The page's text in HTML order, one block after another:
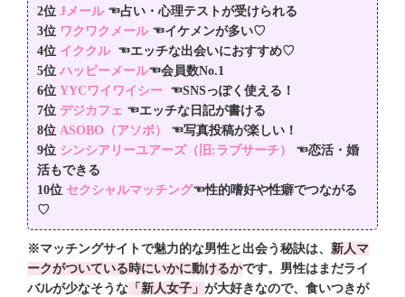
2位 Jメール ☜占い・心理テストが受けられる
3位 ワクワクメール ☜イケメンが多い♡
4位 イククル ☜エッチな出会いにおすすめ♡
5位 ハッピーメール☜会員数No.1
6位 YYCワイワイシー ☜SNSっぽく使える！
7位 デジカフェ ☜エッチな日記が書ける
8位 ASOBO（アソボ）
☜写真投稿が楽しい！
9位 シンシアリーユアーズ（旧:ラブサーチ）
☜恋活・婚
活もできる
10位 セクシャルマッチング☜性的嗜好や性癖でつながる
♡
※マッチングサイトで魅力的な男性と出会う秘訣は、 新人マ
ークがついている時にいかに動けるかです。男性はまだライ
バルが少なそうな 「新人女子」 が大好きなので、食いつきが